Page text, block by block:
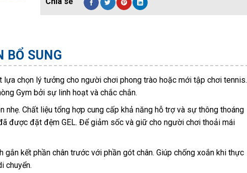
BỔ SUNG
lựa chọn lý tưởng cho người chơi phong trào hoặc mới tập chơi tennis.
Gym bởi sự linh hoạt và chắc chắn.
nhẹ. Chất liệu tổng hợp cung cấp khả năng hỗ trợ và sự thông thoáng
được đặt đệm GEL. Để giảm sốc và giữ cho người chơi thoải mái
kết phần chân trước với phần gót chân. Giúp chống xoắn khi thực
chuyển.